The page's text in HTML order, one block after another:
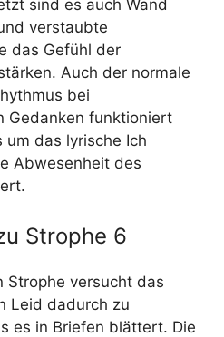
sind es auch Wand
verstaubte
das Gefühl der
Auch der normale
bei
Gedanken funktioniert
um das lyrische Ich
Abwesenheit des
Strophe 6
Strophe versucht das
Leid dadurch zu
es in Briefen blättert. Die